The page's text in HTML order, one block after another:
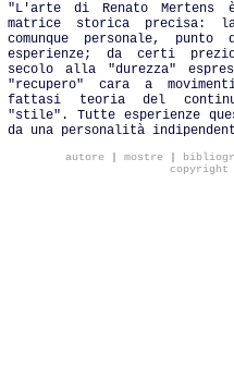
"L'arte di Renato Mertens
matrice storica precisa:
comunque personale,
esperienze; da certi
secolo alla "durezza"
"recupero" cara a
fattasi teoria del continuo
"stile". Tutte esperienze
da una personalità
autore mostre
copyright